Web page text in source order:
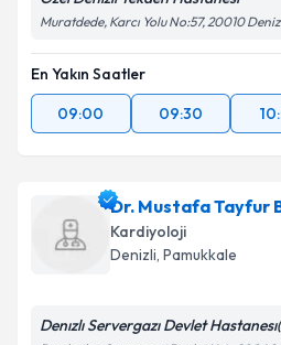
Muratdede, Karcı Yolu No:57, 20010
En Yakın Saatler
09:00
09:30
Dr. Mustafa Tayfur
Kardiyoloji
Denizli, Pamukkale
Denızlı Servergazı Devlet